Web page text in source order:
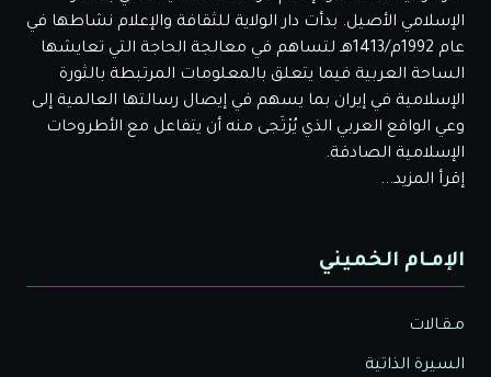
الإسلامي الأصيل. بدأت دار الولاية للثقافة والإعلام نشاطها في
عام 1992م/1413هـ لتساهم في معالجة الحاجة التي تعايشها
الساحة العربية فيما يتعلق بالمعلومات المرتبطة بالثورة
الإسلامية في إيران بما يسهم في إيصال رسالتها العالمية إلى
وعي الواقع العربي الذي يُرْتَجى منه أن يتفاعل مع الأطروحات
الإسلامية الصادقة.
إقرأ المزيد...
الإمـام الخميني
مـقـالات
السيرة الذاتية